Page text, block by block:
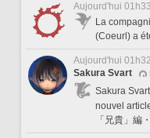
Aujourd'hui 01h33
La
(Coeurl) a
Aujourd'hui 01h32
Sakura Svart
Sakura
nouvel
「兄貴」編